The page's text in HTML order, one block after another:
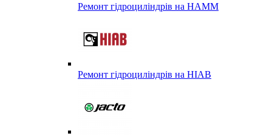
Ремонт гідроциліндрів на HAMM
Ремонт гідроциліндрів на HIAB